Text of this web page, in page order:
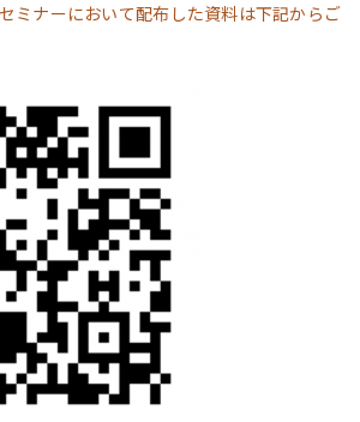
ミナーにおいて配布した資料は下記からご